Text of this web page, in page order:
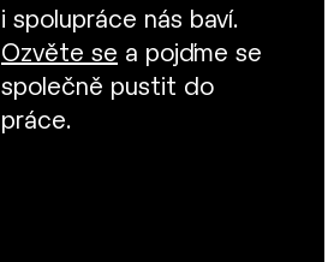
i spolupráce nás baví.
Ozvěte se a pojďme se
společně pustit do
práce.